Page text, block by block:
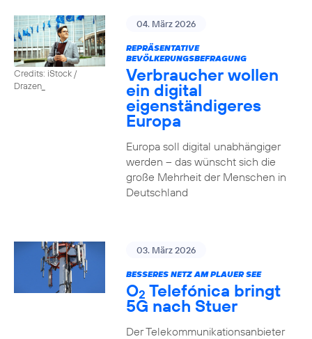
Credits: iStock /
Drazen_
04. März 2026
REPRÄSENTATIVE
BEVÖLKERUNGSBEFRAGUNG
Verbraucher wollen
ein digital
eigenständigeres
Europa
Europa soll digital unabhängiger
werden – das wünscht sich die
große Mehrheit der Menschen in
Deutschland
03. März 2026
BESSERES NETZ AM PLAUER SEE
O2 Telefónica bringt
5G nach Stuer
Der Telekommunikationsanbieter